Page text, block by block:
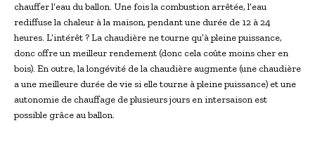
chauffer l’eau du ballon. Une fois la combustion arrêtée, l’eau
rediffuse la chaleur à la maison, pendant une durée de 12 à 24
heures. L’intérêt ? La chaudière ne tourne qu’à pleine puissance,
donc offre un meilleur rendement (donc cela coûte moins cher en
bois). En outre, la longévité de la chaudière augmente (une chaudière
a une meilleure durée de vie si elle tourne à pleine puissance) et une
autonomie de chauffage de plusieurs jours en intersaison est
possible grâce au ballon.